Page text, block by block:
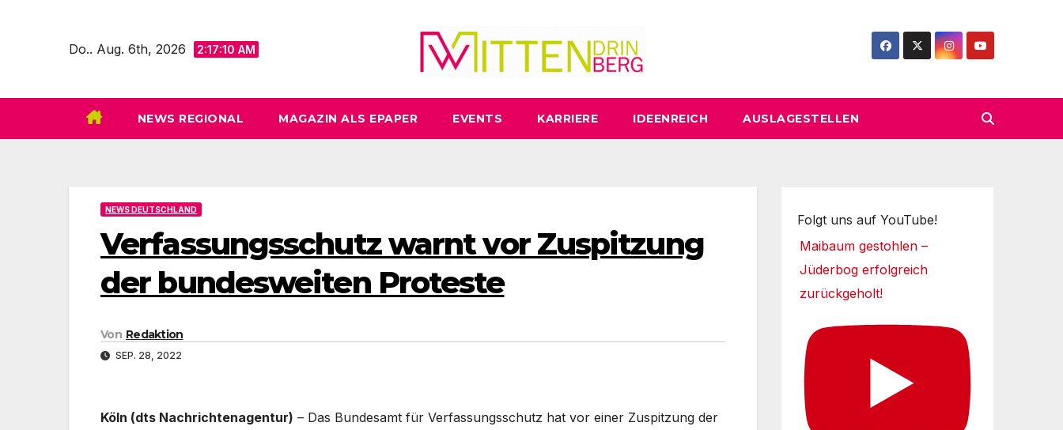
Do.. Aug. 6th, 2026 2:17:12 AM
NEWS REGIONAL MAGAZIN ALS EPAPER EVENTS KARRIERE IDEENREICH AUSLAGESTELLEN
NEWS DEUTSCHLAND
Verfassungsschutz warnt vor Zuspitzung
der bundesweiten Proteste
Von Redaktion
SEP. 28, 2022
Köln (dts Nachrichtenagentur) – Das Bundesamt für Verfassungsschutz hat vor einer Zuspitzung der
Folgt uns auf YouTube!
Maibaum gestohlen –
Jüderbog erfolgreich
zurückgeholt!